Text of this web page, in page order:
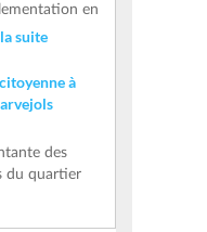
en
suite
à
des
du quartier